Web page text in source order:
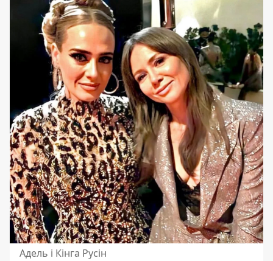
Адель і Кінга Русін